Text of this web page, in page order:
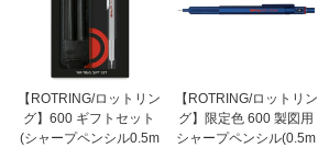
【ROTRING/ロットリン
グ】600 ギフトセット
(シャープペンシル0.5m
【ROTRING/ロットリン
グ】限定色 600 製図用
シャープペンシル(0.5m